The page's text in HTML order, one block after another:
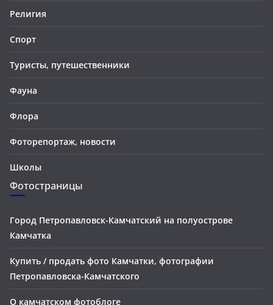
Религия
Спорт
Туристы, путешественники
Фауна
Флора
Фоторепортаж, новости
Школы
Фотостраницы
Город Петропавловск-Камчатский на полуострове
Камчатка
Купить / продать фото Камчатки, фотографии
Петропавловска-Камчатского
О камчатском фотоблоге